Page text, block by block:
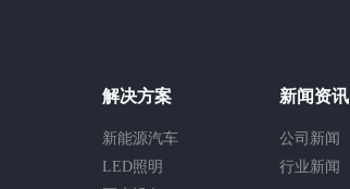
解决方案
新能源汽车
LED照明
新闻资讯
公司新闻
行业新闻